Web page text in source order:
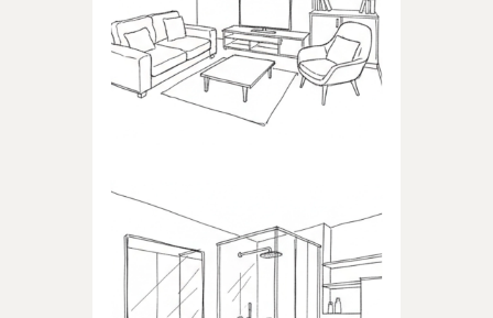
Produkty dedykowane do
pokoju dziennego
ŁAZIENKA